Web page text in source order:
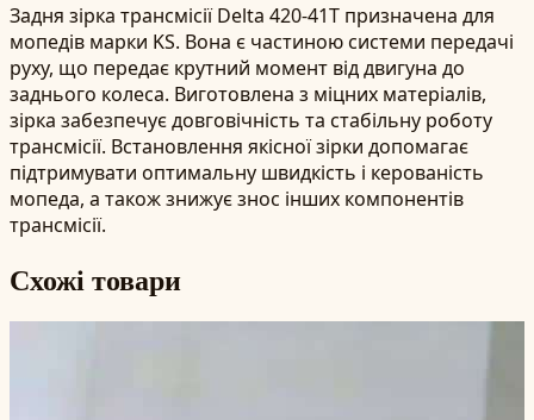
Задня зірка трансмісії Delta 420-41T призначена для
мопедів марки KS. Вона є частиною системи передачі
руху, що передає крутний момент від двигуна до
заднього колеса. Виготовлена з міцних матеріалів,
зірка забезпечує довговічність та стабільну роботу
трансмісії. Встановлення якісної зірки допомагає
підтримувати оптимальну швидкість і керованість
мопеда, а також знижує знос інших компонентів
трансмісії.
Схожі товари